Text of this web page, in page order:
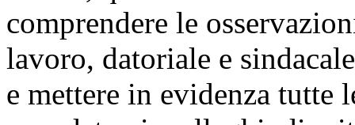
comprendere le
lavoro, datoriale e
e mettere in evidenza tutte